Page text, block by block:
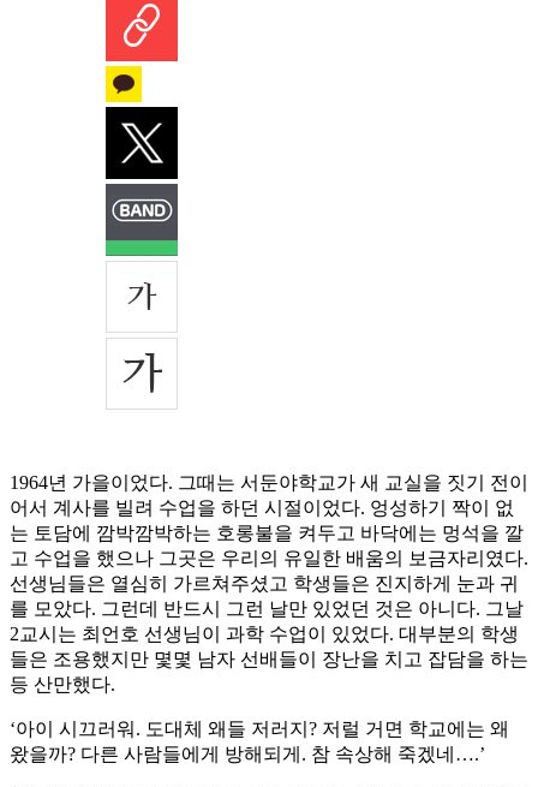
1964년 가을이었다. 그때는 서둔야학교가 새 교실을 짓기 전이
어서 계사를 빌려 수업을 하던 시절이었다. 엉성하기 짝이 없
는 토담에 깜박깜박하는 호롱불을 켜두고 바닥에는 멍석을 깔
고 수업을 했으나 그곳은 우리의 유일한 배움의 보금자리였다.
선생님들은 열심히 가르쳐주셨고 학생들은 진지하게 눈과 귀
를 모았다. 그런데 반드시 그런 날만 있었던 것은 아니다. 그날
2교시는 최언호 선생님이 과학 수업이 있었다. 대부분의 학생
들은 조용했지만 몇몇 남자 선배들이 장난을 치고 잡담을 하는
등 산만했다.
‘아이 시끄러워. 도대체 왜들 저러지? 저럴 거면 학교에는 왜
왔을까? 다른 사람들에게 방해되게. 참 속상해 죽겠네….’